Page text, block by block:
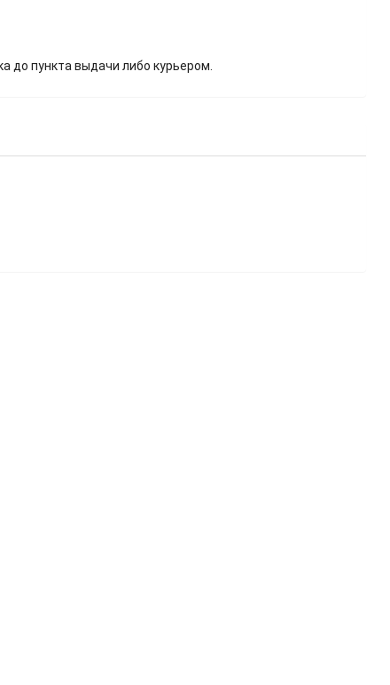
до пункта выдачи либо курьером.